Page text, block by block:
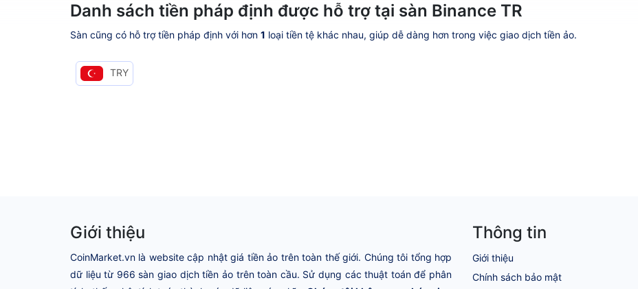
Danh sách tiền pháp định được hỗ trợ tại sàn Binance TR
Sàn cũng có hỗ trợ tiền pháp định với hơn 1 loại tiền tệ khác nhau, giúp dễ dàng hơn trong việc giao dịch tiền ảo.
TRY
Giới thiệu
CoinMarket.vn là website cập nhật giá tiền ảo trên toàn thế giới. Chúng tôi tổng hợp
dữ liệu từ 966 sàn giao dịch tiền ảo trên toàn cầu. Sử dụng các thuật toán để phân
Thông tin
Giới thiệu
Chính sách bảo mật